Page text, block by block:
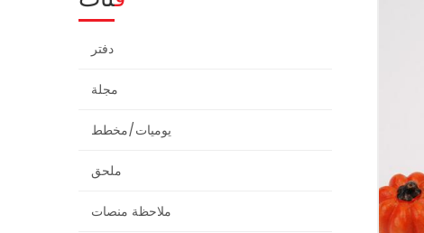
دفتر
مجلة
يوميات/مخطط
ملحق
ملاحظة منصات